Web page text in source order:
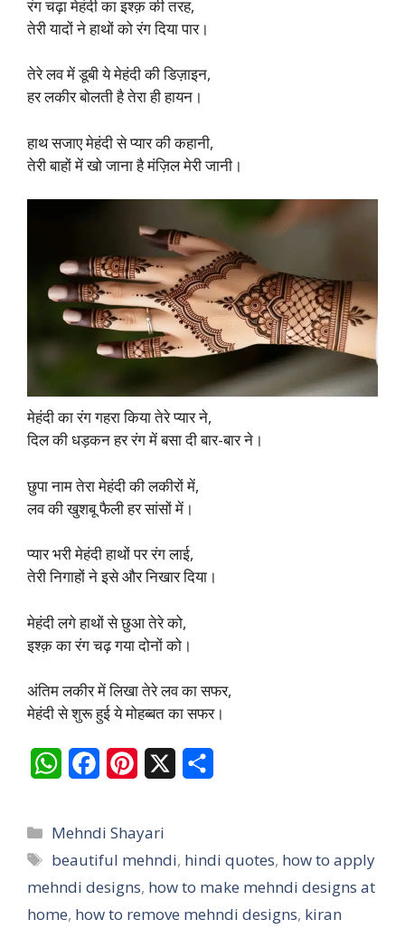
रंग चढ़ा मेहंदी का इश्क़ की तरह,
तेरी यादों ने हाथों को रंग दिया पार।​
तेरे लव में डूबी ये मेहंदी की डिज़ाइन,
हर लकीर बोलती है तेरा ही हायन।​
हाथ सजाए मेहंदी से प्यार की कहानी,
तेरी बाहों में खो जाना है मंज़िल मेरी जानी।​
मेहंदी का रंग गहरा किया तेरे प्यार ने,
दिल की धड़कन हर रंग में बसा दी बार-बार ने।​
छुपा नाम तेरा मेहंदी की लकीरों में,
लव की खुशबू फैली हर सांसों में।​
प्यार भरी मेहंदी हाथों पर रंग लाई,
तेरी निगाहों ने इसे और निखार दिया।​
मेहंदी लगे हाथों से छुआ तेरे को,
इश्क़ का रंग चढ़ गया दोनों को।​
अंतिम लकीर में लिखा तेरे लव का सफर,
मेहंदी से शुरू हुई ये मोहब्बत का सफर।
W
a
t
s
A
c
e
b
o
t
e
r
r
e
Categories
Mehndi Shayari
Tags
beautiful mehndi, hindi quotes, how to apply
mehndi designs, how to make mehndi designs at
home, how to remove mehndi designs, kiran